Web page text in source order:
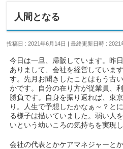
人間となる
投稿日 : 2021年6月14日 最終更新日時 : 2021
今日は一旦、帰阪しています。昨
ありまして、会社を経営していま
す。先月お聞きしたことはもう古
かです。自分の在り方が従業員、
勝負です。自身を振り返れば、東
り。人生で予想したかなぁ～？と
る様子は描いていました。弱い人
いという幼いころの気持ちを実現
会社の代表とかケアマネジャーと